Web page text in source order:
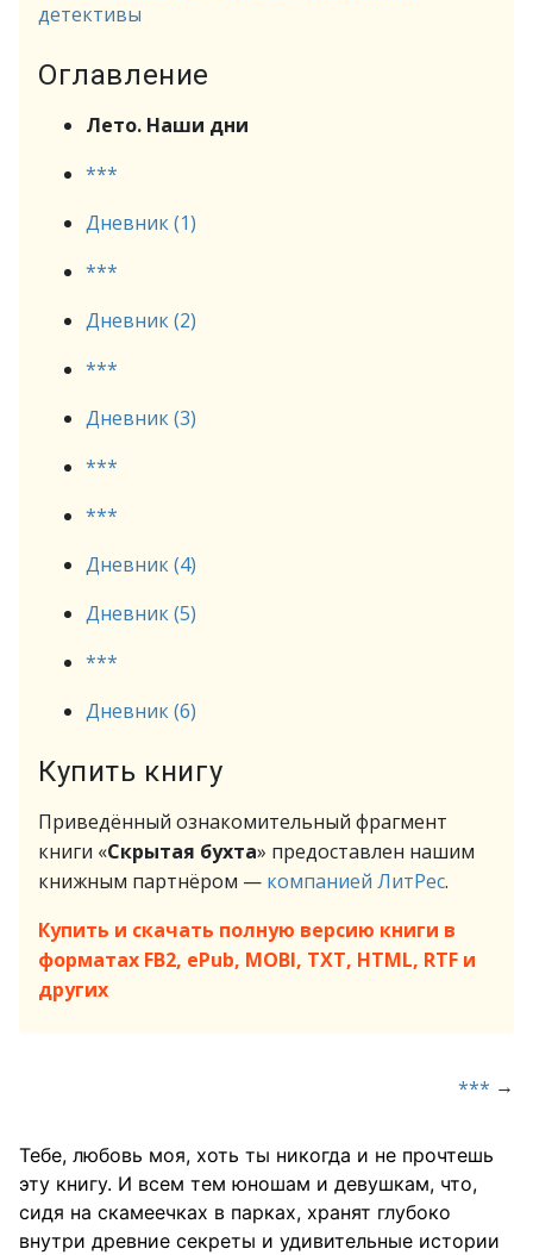
детективы
Оглавление
Лето. Наши дни
***
Дневник (1)
***
Дневник (2)
***
Дневник (3)
***
***
Дневник (4)
Дневник (5)
***
Дневник (6)
Купить книгу
Приведённый ознакомительный фрагмент
книги «Скрытая бухта» предоставлен нашим
книжным партнёром — компанией ЛитРес.
Купить и скачать полную версию книги в
форматах FB2, ePub, MOBI, TXT, HTML, RTF и
других
*** →
Тебе, любовь моя, хоть ты никогда и не прочтешь
эту книгу. И всем тем юношам и девушкам, что,
сидя на скамеечках в парках, хранят глубоко
внутри древние секреты и удивительные истории